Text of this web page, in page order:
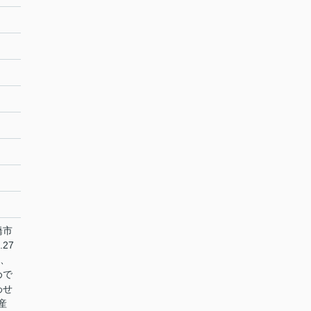
市
で
せ